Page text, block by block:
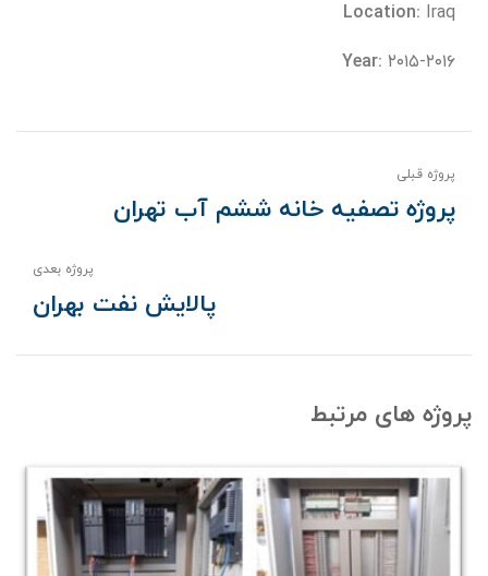
Iraq
۲۰۱۵-۲۰۱۶
پروژه قبلی
پروژه تصفیه خانه ششم آب تهران
پروژه بعدی
پالایش نفت بهران
پروژه های مرتبط